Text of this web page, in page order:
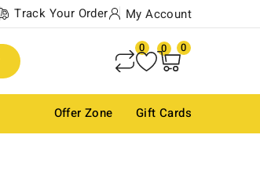
Track Your Order My Account
0 0 0
Offer Zone Gift Cards